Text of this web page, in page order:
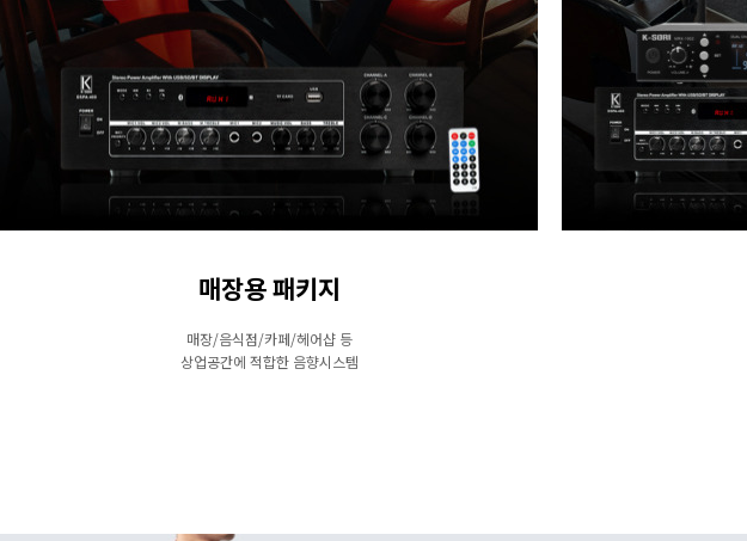
매장용 패키지
매장/음식점/카페/헤어샵 등
상업공간에 적합한 음향시스템